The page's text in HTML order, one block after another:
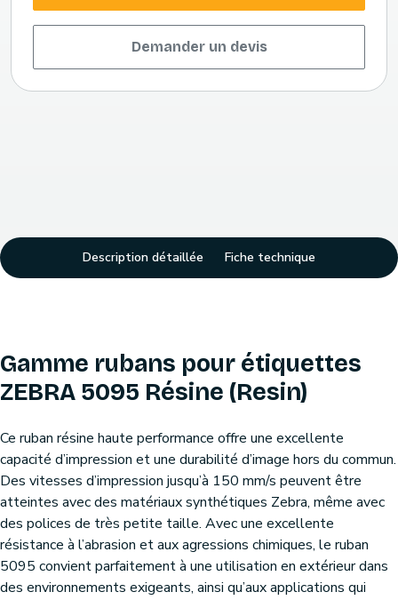
Demander un devis
Description détaillée Fiche technique
Gamme rubans pour étiquettes
ZEBRA 5095 Résine (Resin)
Ce ruban résine haute performance offre une excellente
capacité d’impression et une durabilité d’image hors du commun.
Des vitesses d’impression jusqu’à 150 mm/s peuvent être
atteintes avec des matériaux synthétiques Zebra, même avec
des polices de très petite taille. Avec une excellente
résistance à l’abrasion et aux agressions chimiques, le ruban
5095 convient parfaitement à une utilisation en extérieur dans
des environnements exigeants, ainsi qu’aux applications qui